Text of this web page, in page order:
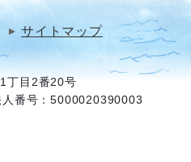
サイトマップ
丁目2番20号
人番号：5000020390003